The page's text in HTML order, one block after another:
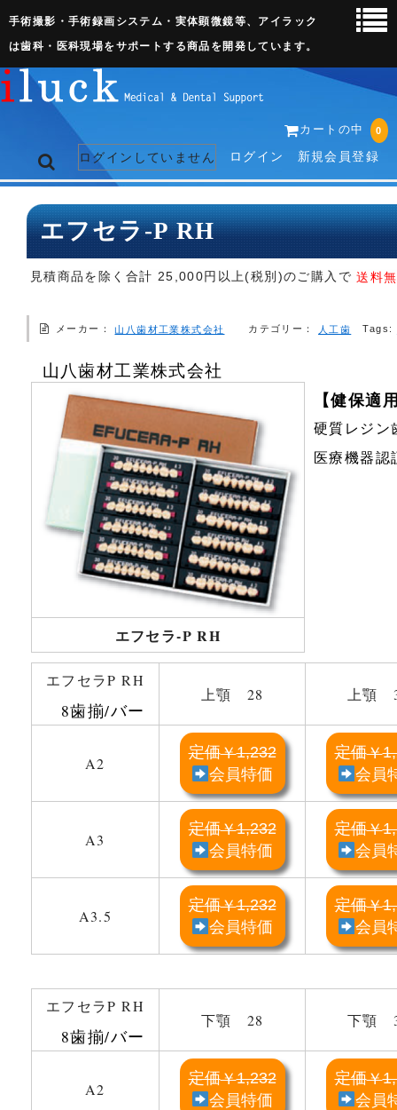
手術撮影・手術録画システム・実体顕微鏡等、アイラック
は歯科・医科現場をサポートする商品を開発しています。
カートの中 0
ログインしていません ログイン 新規会員登録
トップページ
術野撮影キット
3D実体顕微鏡
会社概要
お問い合わせ
エフセラ-P RH
見積商品を除く合計 25,000円以上(税別)のご購入で送料
メーカー：山八歯材工業株式会社 カテゴリー： 人工歯 Tags:
山八歯材工業株式会社
エフセラ-P RH
【健保適
硬質レジ
医療機器
エフセラP RH
8歯揃/バー
上顎 28 上顎
A2
定価￥1,232
会員特価
定価￥
会員
A3
定価￥1,232
会員特価
定価￥
会員
A3.5
定価￥1,232
会員特価
定価￥
会員
エフセラP RH
8歯揃/バー
下顎 28 下顎
A2
定価￥1,232
会員特価
定価￥
会員